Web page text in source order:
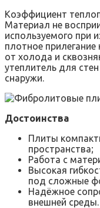
Коэффициент
Материал не
используемого при
плотное
от холода и
утеплитель для
снаружи.
Достоинства
Плиты
пространства;
Работа с
Высокая
под сложные
Надёжное
внешней среды.